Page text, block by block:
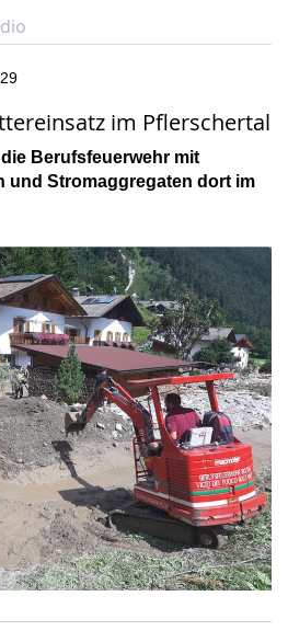
im Pflerschertal
Berufsfeuerwehr mit
und Stromaggregaten dort im